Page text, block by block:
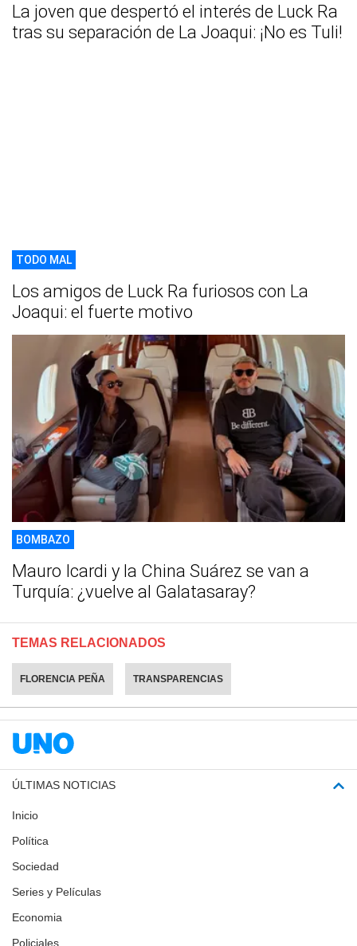
La joven que despertó el interés de Luck Ra
tras su separación de La Joaqui: ¡No es Tuli!
TODO MAL
Los amigos de Luck Ra furiosos con La
Joaqui: el fuerte motivo
BOMBAZO
Mauro Icardi y la China Suárez se van a
Turquía: ¿vuelve al Galatasaray?
TEMAS RELACIONADOS
FLORENCIA PEÑA TRANSPARENCIAS
ÚLTIMAS NOTICIAS
Inicio
Política
Sociedad
Series y Películas
Economia
Policiales